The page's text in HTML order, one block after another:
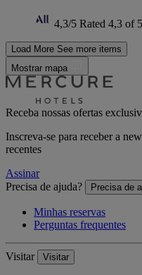
4,3/5 Rated 4,3 of 5
Load More See more items
Mostrar mapa
Receba nossas ofertas
Inscreva-se para receber a
recentes
Assinar
Precisa de ajuda?
Precisa de
Minhas reservas
Perguntas frequentes
Visitar Visitar